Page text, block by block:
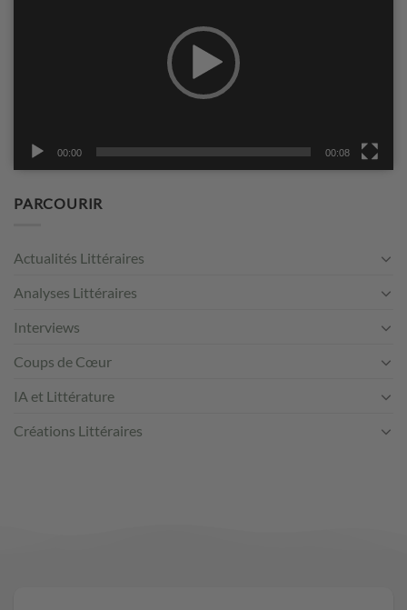
00:00 00:08
PARCOURIR
Actualités Littéraires
Analyses Littéraires
Interviews
Coups de Cœur
IA et Littérature
Créations Littéraires